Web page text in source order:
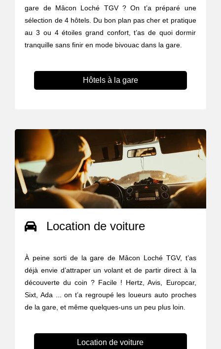
gare de Mâcon Loché TGV ? On t’a préparé une
sélection de 4 hôtels. Du bon plan pas cher et pratique
au 3 ou 4 étoiles grand confort, t’as de quoi dormir
tranquille sans finir en mode bivouac dans la gare.
Hôtels à la gare
Location de voiture
À peine sorti de la gare de Mâcon Loché TGV, t’as
déjà envie d’attraper un volant et de partir direct à la
découverte du coin ? Facile ! Hertz, Avis, Europcar,
Sixt, Ada ... on t’a regroupé les loueurs auto proches
de la gare, et même quelques-uns un peu plus loin.
Location de voiture